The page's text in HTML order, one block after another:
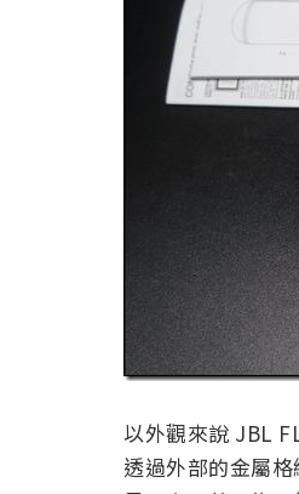
以外觀來說 JBL
透過外部的金屬